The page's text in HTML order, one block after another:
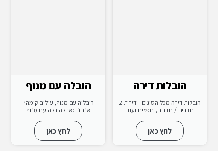
הובלות דירה
הובלות דירה מכל הסוגים - דירות 2
חדרים / חדרים, חפצים ועוד
לחץ כאן
הובלה עם מנוף
הובלוה עם מנוף, עולים קומה?
אנחנו כאן להובלה עם מנוף
לחץ כאן